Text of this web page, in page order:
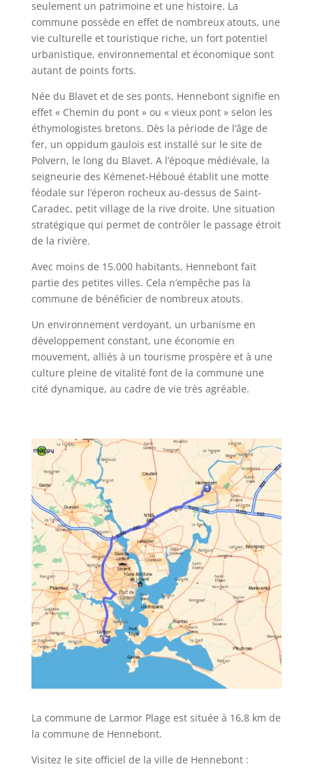
seulement un patrimoine et une histoire. La
commune possède en effet de nombreux atouts, une
vie culturelle et touristique riche, un fort potentiel
urbanistique, environnemental et économique sont
autant de points forts.
Née du Blavet et de ses ponts, Hennebont signifie en
effet « Chemin du pont » ou « vieux pont » selon les
éthymologistes bretons. Dès la période de l’âge de
fer, un oppidum gaulois est installé sur le site de
Polvern, le long du Blavet. A l’époque médiévale, la
seigneurie des Kémenet-Héboué établit une motte
féodale sur l’éperon rocheux au-dessus de Saint-
Caradec, petit village de la rive droite. Une situation
stratégique qui permet de contrôler le passage étroit
de la rivière.
Avec moins de 15.000 habitants, Hennebont fait
partie des petites villes. Cela n’empêche pas la
commune de bénéficier de nombreux atouts.
Un environnement verdoyant, un urbanisme en
développement constant, une économie en
mouvement, alliés à un tourisme prospère et à une
culture pleine de vitalité font de la commune une
cité dynamique, au cadre de vie très agréable.
La commune de Larmor Plage est située à 16,8 km de
la commune de Hennebont.
Visitez le site officiel de la ville de Hennebont :